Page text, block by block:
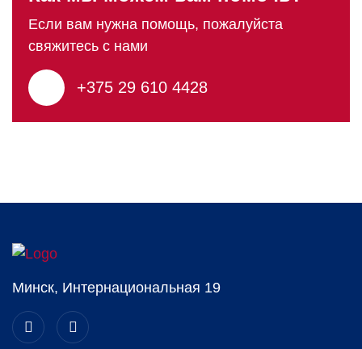
Если вам нужна помощь, пожалуйста
свяжитесь с нами
+375 29 610 4428
Минск, Интернациональная 19